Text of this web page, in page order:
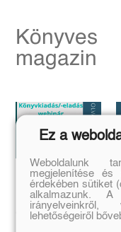
Könyves
magazin
Megírtad a
könyvedet, de
azt is tudod,
hogyan add
Ez a
Weboldalunk
megjelenítése és
érdekében sütiket
alkalmazunk. A
lehetőségeiről